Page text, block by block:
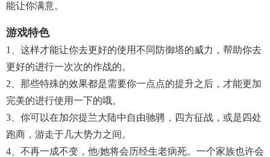
能让你满意。
游戏特色
1、这样才能让你去更好的使用不同防御塔的威力，帮助你去
更好的进行一次次的作战的。
2、那些特殊的效果都是需要你一点点的提升之后，才能更加
完美的进行使用一下的哦。
3、你可以在加尔提兰大陆中自由驰骋，四方征战，或是四处
跑商，游走于几大势力之间。
4、不再一成不变，他/她将会历经生老病死。一个家族也许会